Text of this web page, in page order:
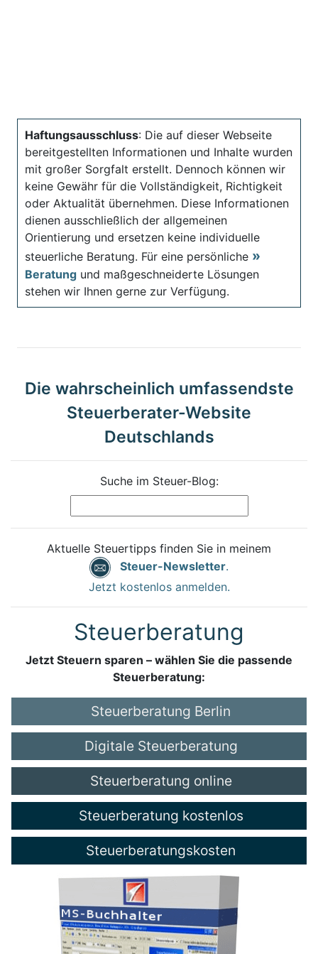
Haftungsausschluss: Die auf dieser Webseite
bereitgestellten Informationen und Inhalte wurden
mit großer Sorgfalt erstellt. Dennoch können wir
keine Gewähr für die Vollständigkeit, Richtigkeit
oder Aktualität übernehmen. Diese Informationen
dienen ausschließlich der allgemeinen
Orientierung und ersetzen keine individuelle
steuerliche Beratung. Für eine persönliche
Beratung und maßgeschneiderte Lösungen
stehen wir Ihnen gerne zur Verfügung.
Die wahrscheinlich umfassendste
Steuerberater-Website
Deutschlands
Suche im Steuer-Blog:
Aktuelle Steuertipps finden Sie in meinem
Steuer-Newsletter.
Jetzt kostenlos anmelden.
Steuerberatung
Jetzt Steuern sparen – wählen Sie die passende
Steuerberatung:
Steuerberatung Berlin
Digitale Steuerberatung
Steuerberatung online
Steuerberatung kostenlos
Steuerberatungskosten